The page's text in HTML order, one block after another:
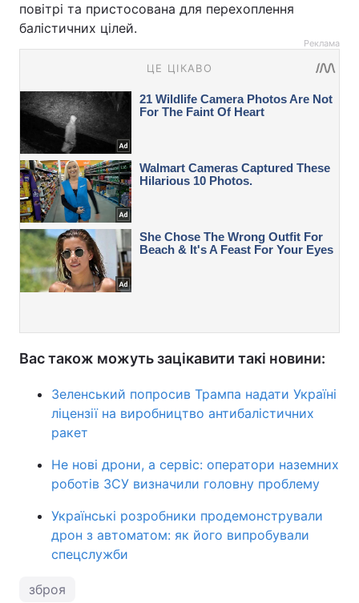
повітрі та пристосована для перехоплення
балістичних цілей.
Реклама
Вас також можуть зацікавити такі новини:
Зеленський попросив Трампа надати Україні
ліцензії на виробництво антибалістичних
ракет
Не нові дрони, а сервіс: оператори наземних
роботів ЗСУ визначили головну проблему
Українські розробники продемонстрували
дрон з автоматом: як його випробували
спецслужби
зброя